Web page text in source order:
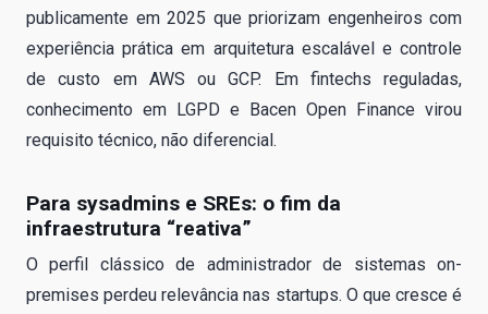
publicamente em 2025 que priorizam engenheiros com
experiência prática em arquitetura escalável e controle
de custo em AWS ou GCP. Em fintechs reguladas,
conhecimento em LGPD e Bacen Open Finance virou
requisito técnico, não diferencial.
Para sysadmins e SREs: o fim da
infraestrutura “reativa”
O perfil clássico de administrador de sistemas on-
premises perdeu relevância nas startups. O que cresce é